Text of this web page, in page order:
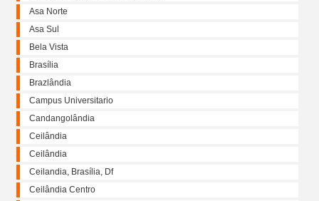
Asa Norte
Asa Sul
Bela Vista
Brasília
Brazlândia
Campus Universitario
Candangolândia
Ceilândia
Ceilândia
Ceilandia, Brasília, Df
Ceilândia Centro